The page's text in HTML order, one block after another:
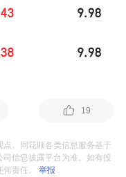
19
。同花顺各类信息服务基于
信息披露平台为准。如有投
何责任。举报